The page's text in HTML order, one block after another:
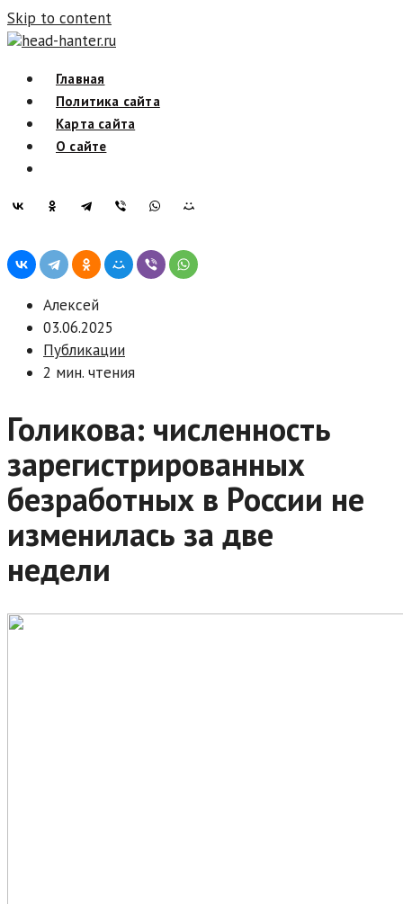
Skip to content
head-hanter.ru
Главная
Политика сайта
Карта сайта
О сайте
Алексей
03.06.2025
Публикации
2 мин. чтения
Голикова: численность
зарегистрированных
безработных в России не
изменилась за две
недели